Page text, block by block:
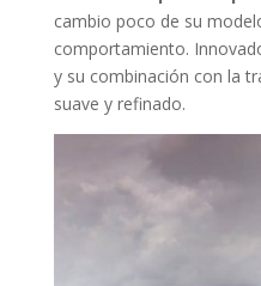
cambio poco de su
comportamiento.
y su combinación con la
suave y refinado.